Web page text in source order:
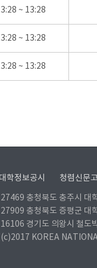
~ 13:28
~ 13:28
~ 13:28
대학정보공시 청렴신문고
27469 충청북도 충주시
27909 충청북도 증평군
16106 경기도 의왕시 철
KOREA